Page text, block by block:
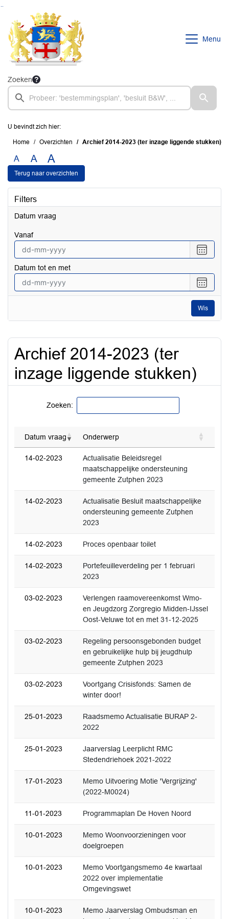
Ga naar de inhoud van deze pagina
Ga naar het zoeken
Ga naar het menu
Menu
Zoeken
U bevindt zich hier:
Home Overzichten Archief 2014-2023 (ter inzage liggende stukken)
A A A
Terug naar overzichten
Filters
Datum vraag
vanaf
een
vanaf
Datum tot en met
een
datum
tot
en
Wis
Archief 2014-2023 (ter
inzage liggende stukken)
Zoeken:
Datum vraag Onderwerp
14-02-2023
Actualisatie Beleidsregel
maatschappelijke ondersteuning
gemeente Zutphen 2023
14-02-2023
Actualisatie Besluit maatschappelijke
ondersteuning gemeente Zutphen
2023
14-02-2023 Proces openbaar toilet
14-02-2023
Portefeuilleverdeling per 1 februari
2023
03-02-2023
Verlengen raamovereenkomst Wmo-
en Jeugdzorg Zorgregio Midden-IJssel
Oost-Veluwe tot en met 31-12-2025
03-02-2023
Regeling persoonsgebonden budget
en gebruikelijke hulp bij jeugdhulp
gemeente Zutphen 2023
03-02-2023
Voortgang Crisisfonds: Samen de
winter door!
25-01-2023
Raadsmemo Actualisatie BURAP 2-
2022
25-01-2023
Jaarverslag Leerplicht RMC
Stedendriehoek 2021-2022
17-01-2023
Memo Uitvoering Motie 'Vergrijzing'
(2022-M0024)
11-01-2023 Programmaplan De Hoven Noord
10-01-2023
Memo Woonvoorzieningen voor
doelgroepen
10-01-2023
Memo Voortgangsmemo 4e kwartaal
2022 over implementatie
Omgevingswet
10-01-2023
Memo Jaarverslag Ombudsman en